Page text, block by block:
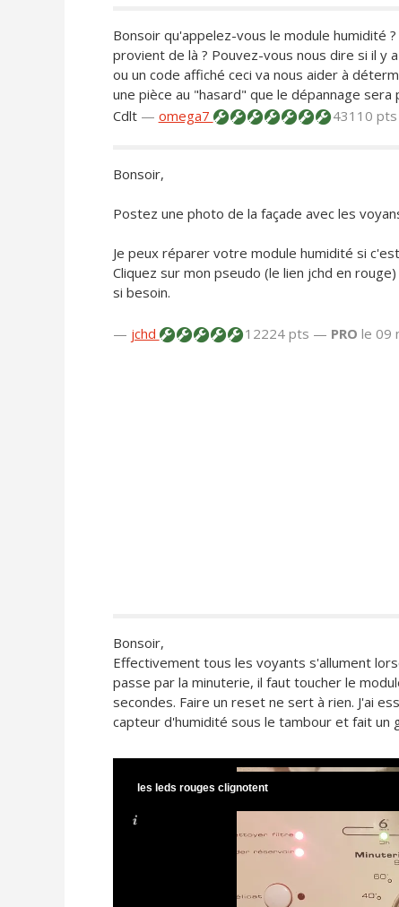
Bonsoir qu'appelez-vous le module humidité
provient de là ? Pouvez-vous nous dire si il y
ou un code affiché ceci va nous aider à
une pièce au "hasard" que le dépannage
Cdlt — omega7 43110 pts
Bonsoir,
Postez une photo de la façade avec les
Je peux réparer votre module humidité si
Cliquez sur mon pseudo (le lien jchd en
si besoin.
— jchd 12224 pts — PRO le 09
Bonsoir,
Effectivement tous les voyants s'allument
passe par la minuterie, il faut toucher le
secondes. Faire un reset ne sert à rien. J'ai
capteur d'humidité sous le tambour et fait un
les leds rouges clignotent